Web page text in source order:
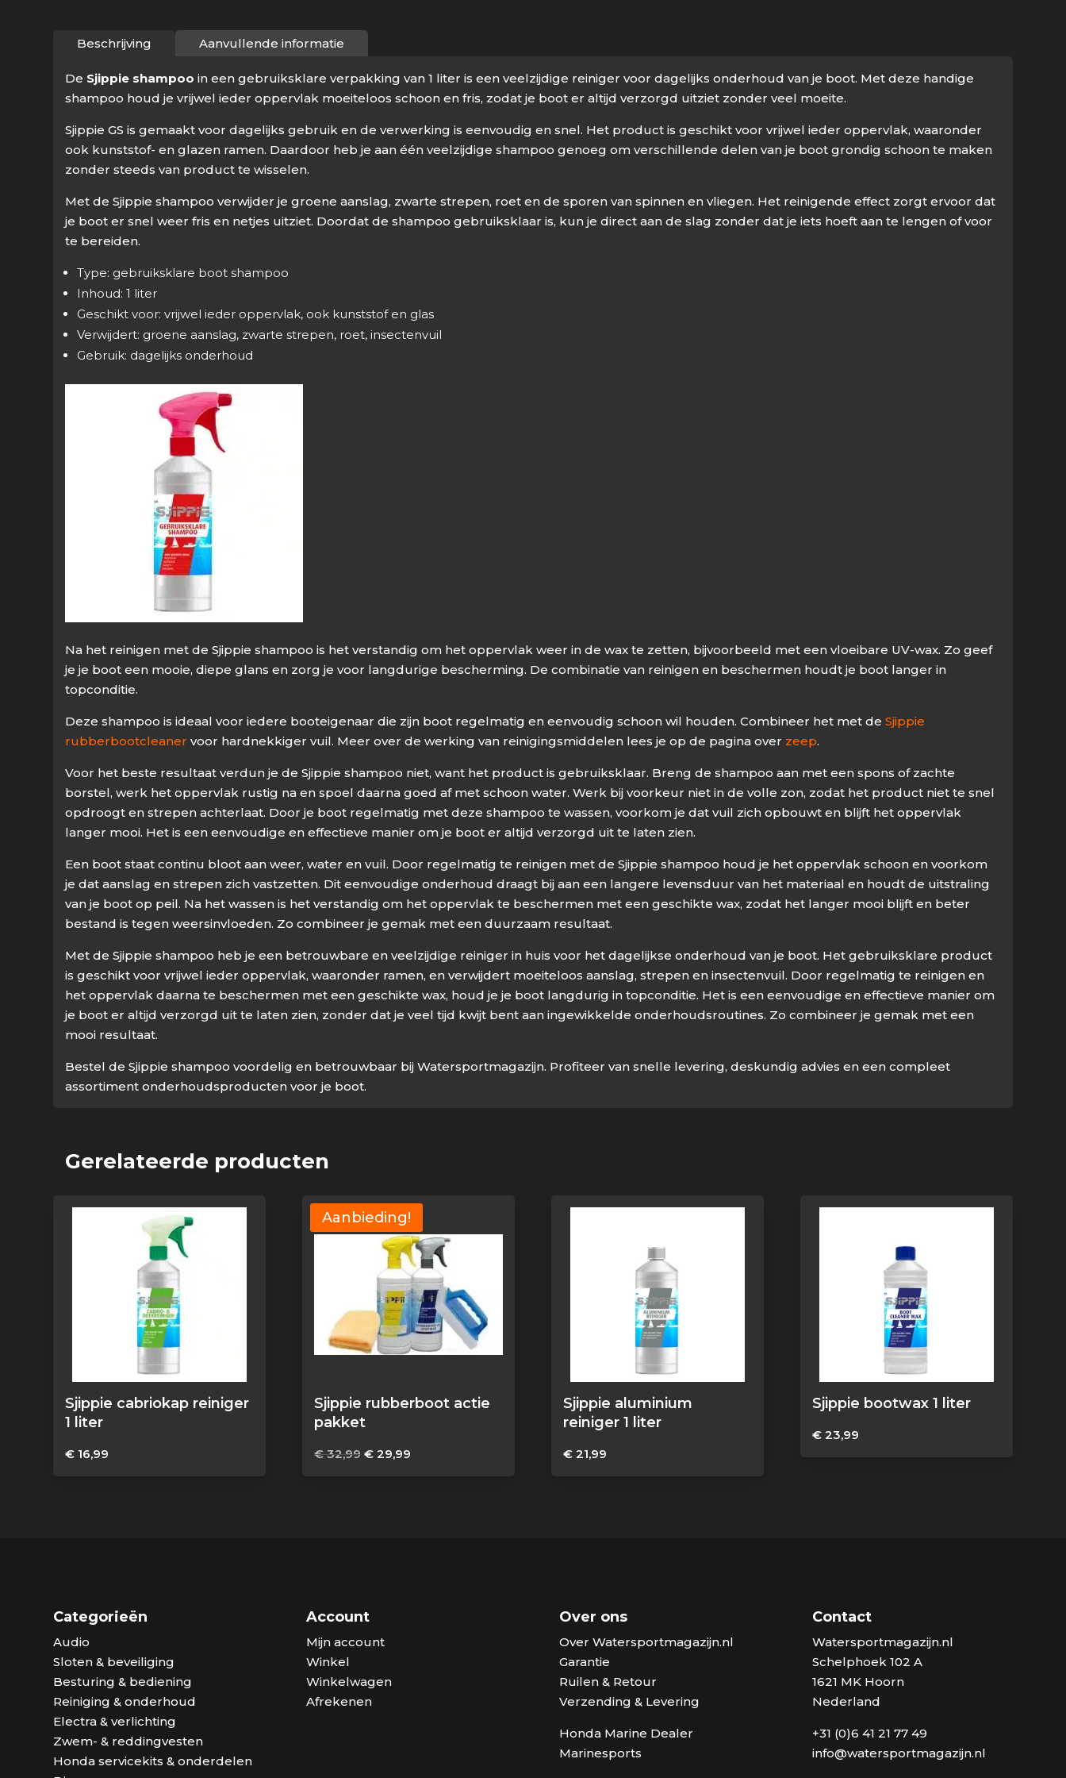
Beschrijving Aanvullende informatie
De Sjippie shampoo in een gebruiksklare verpakking van 1 liter is een veelzijdige reiniger voor dagelijks onderhoud van je boot. Met deze handige
shampoo houd je vrijwel ieder oppervlak moeiteloos schoon en fris, zodat je boot er altijd verzorgd uitziet zonder veel moeite.
Sjippie GS is gemaakt voor dagelijks gebruik en de verwerking is eenvoudig en snel. Het product is geschikt voor vrijwel ieder oppervlak, waaronder
ook kunststof- en glazen ramen. Daardoor heb je aan één veelzijdige shampoo genoeg om verschillende delen van je boot grondig schoon te maken
zonder steeds van product te wisselen.
Met de Sjippie shampoo verwijder je groene aanslag, zwarte strepen, roet en de sporen van spinnen en vliegen. Het reinigende effect zorgt ervoor dat
je boot er snel weer fris en netjes uitziet. Doordat de shampoo gebruiksklaar is, kun je direct aan de slag zonder dat je iets hoeft aan te lengen of voor
te bereiden.
Type: gebruiksklare boot shampoo
Inhoud: 1 liter
Geschikt voor: vrijwel ieder oppervlak, ook kunststof en glas
Verwijdert: groene aanslag, zwarte strepen, roet, insectenvuil
Gebruik: dagelijks onderhoud
Na het reinigen met de Sjippie shampoo is het verstandig om het oppervlak weer in de wax te zetten, bijvoorbeeld met een vloeibare UV-wax. Zo geef
je je boot een mooie, diepe glans en zorg je voor langdurige bescherming. De combinatie van reinigen en beschermen houdt je boot langer in
topconditie.
Deze shampoo is ideaal voor iedere booteigenaar die zijn boot regelmatig en eenvoudig schoon wil houden. Combineer het met deSjippie
rubberbootcleaner voor hardnekkiger vuil. Meer over de werking van reinigingsmiddelen lees je op de pagina over zeep.
Voor het beste resultaat verdun je de Sjippie shampoo niet, want het product is gebruiksklaar. Breng de shampoo aan met een spons of zachte
borstel, werk het oppervlak rustig na en spoel daarna goed af met schoon water. Werk bij voorkeur niet in de volle zon, zodat het product niet te snel
opdroogt en strepen achterlaat. Door je boot regelmatig met deze shampoo te wassen, voorkom je dat vuil zich opbouwt en blijft het oppervlak
langer mooi. Het is een eenvoudige en effectieve manier om je boot er altijd verzorgd uit te laten zien.
Een boot staat continu bloot aan weer, water en vuil. Door regelmatig te reinigen met de Sjippie shampoo houd je het oppervlak schoon en voorkom
je dat aanslag en strepen zich vastzetten. Dit eenvoudige onderhoud draagt bij aan een langere levensduur van het materiaal en houdt de uitstraling
van je boot op peil. Na het wassen is het verstandig om het oppervlak te beschermen met een geschikte wax, zodat het langer mooi blijft en beter
bestand is tegen weersinvloeden. Zo combineer je gemak met een duurzaam resultaat.
Met de Sjippie shampoo heb je een betrouwbare en veelzijdige reiniger in huis voor het dagelijkse onderhoud van je boot. Het gebruiksklare product
is geschikt voor vrijwel ieder oppervlak, waaronder ramen, en verwijdert moeiteloos aanslag, strepen en insectenvuil. Door regelmatig te reinigen en
het oppervlak daarna te beschermen met een geschikte wax, houd je je boot langdurig in topconditie. Het is een eenvoudige en effectieve manier om
je boot er altijd verzorgd uit te laten zien, zonder dat je veel tijd kwijt bent aan ingewikkelde onderhoudsroutines. Zo combineer je gemak met een
mooi resultaat.
Bestel de Sjippie shampoo voordelig en betrouwbaar bij Watersportmagazijn. Profiteer van snelle levering, deskundig advies en een compleet
assortiment onderhoudsproducten voor je boot.
Gerelateerde producten
Sjippie cabriokap reiniger
1 liter
€ 16,99
Aanbieding!
Sjippie rubberboot actie
pakket
€32,99 Oorspronkelijke
€ 29,99
Sjippie aluminium
reiniger 1 liter
€21,99
Sjippie bootwax 1 liter
€23,99
Categorieën
Audio
Sloten & beveiliging
Besturing & bediening
Reiniging & onderhoud
Electra & verlichting
Zwem- & reddingvesten
Honda servicekits & onderdelen
Account
Mijn account
Winkel
Winkelwagen
Afrekenen
Over ons
Over Watersportmagazijn.nl
Garantie
Ruilen & Retour
Verzending & Levering
Honda Marine Dealer
Marinesports
Contact
Watersportmagazijn.nl
Schelphoek 102 A
1621 MK Hoorn
Nederland
+31 (0)6 41 21 77 49
info@watersportmagazijn.nl